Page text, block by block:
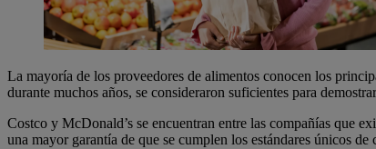
La mayoría de los proveedores de alimentos conocen los
durante muchos años, se consideraron suficientes para
Costco y McDonald’s se encuentran entre las compañías que
una mayor garantía de que se cumplen los estándares únicos